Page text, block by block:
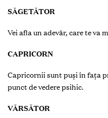
SĂGETĂTOR
Vei afla un adevăr, care te va
CAPRICORN
Capricornii sunt puși în fața
punct de vedere psihic.
VĂRSĂTOR